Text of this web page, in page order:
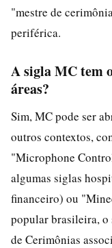
"mestre de
periférica.
A sigla MC tem
áreas?
Sim, MC pode ser
outros contextos,
"Microphone
algumas siglas
financeiro) ou
popular brasileira, o
de Cerimônias